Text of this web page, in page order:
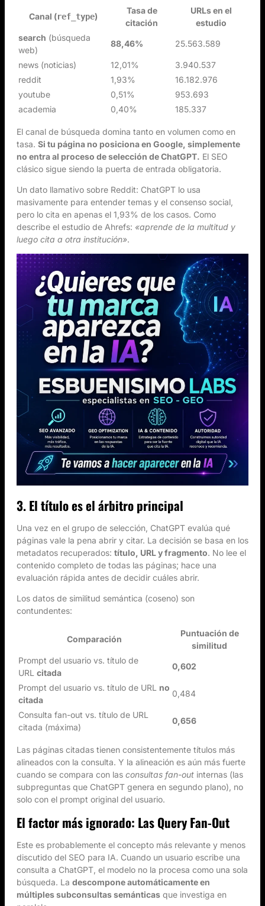
Canal (ref_type)
Tasa de
citación
URLs en el
estudio
search (búsqueda
web)
88,46% 25.563.589
news (noticias) 12,01%
3.940.537
reddit
1,93%
16.182.976
youtube
0,51%
953.693
academia
0,40% 185.337
El canal de búsqueda domina tanto en volumen como en
tasa. Si tu página no posiciona en Google, simplemente
no entra al proceso de selección de ChatGPT. El SEO
clásico sigue siendo la puerta de entrada obligatoria.
Un dato llamativo sobre Reddit: ChatGPT lo usa
masivamente para entender temas y el consenso social,
pero lo cita en apenas el 1,93% de los casos. Como
describe el estudio de Ahrefs: «aprende de la multitud y
luego cita a otra institución».
3. El título es el árbitro principal
Una vez en el grupo de selección, ChatGPT evalúa qué
páginas vale la pena abrir y citar. La decisión se basa en los
metadatos recuperados: título, URL y fragmento. No lee el
contenido completo de todas las páginas; hace una
evaluación rápida antes de decidir cuáles abrir.
Los datos de similitud semántica (coseno) son
contundentes:
Comparación
Puntuación de
similitud
Prompt del usuario vs. título de
URL citada
0,602
Prompt del usuario vs. título de URL no
citada
0,484
Consulta fan-out vs. título de URL
citada (máxima)
0,656
Las páginas citadas tienen consistentemente títulos más
alineados con la consulta. Y la alineación es aún más fuerte
cuando se compara con las consultas fan-out internas (las
subpreguntas que ChatGPT genera en segundo plano), no
solo con el prompt original del usuario.
El factor más ignorado: Las Query Fan-Out
Este es probablemente el concepto más relevante y menos
discutido del SEO para IA. Cuando un usuario escribe una
consulta a ChatGPT, el modelo no la procesa como una sola
búsqueda. La descompone automáticamente en
múltiples subconsultas semánticas que investiga en